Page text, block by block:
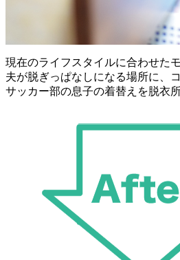
現在のライフスタイルに合わせた
夫が脱ぎっぱなしになる場所に、
サッカー部の息子の着替えを脱衣